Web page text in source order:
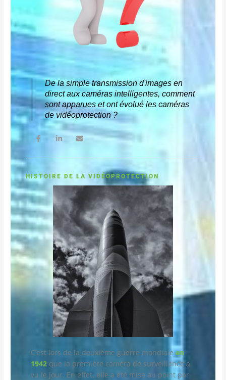
De la simple transmission d'images en
direct aux caméras intelligentes,comment
sont apparues et ont évolué les caméras
de vidéoprotection ?
F
a
b
o
k
-
f
i
e
i
n
E
n
l
p
HISTOIRE DE LA VIDÉOPROTECTION
C’est lors de la deuxième guerre mondialeen
1942 que la première caméra de surveillance a
vu le jour. En effet, elle a été mise au point par